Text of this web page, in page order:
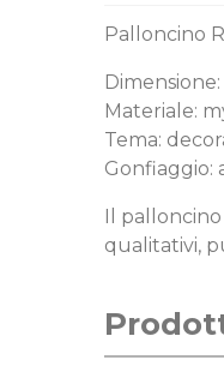
Palloncino
Materiale:
Tema:
Gonfiaggio:
Il
qualitativi,